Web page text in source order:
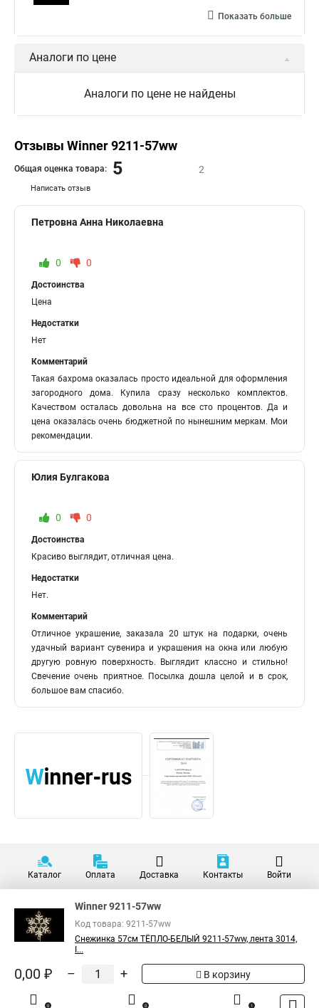
Показать больше
Аналоги по цене
Аналоги по цене не найдены
Отзывы Winner 9211-57ww
Написать отзыв
Общая оценка товара: 5 2
Петровна Анна Николаевна
0 0
Достоинства
Цена
Недостатки
Нет
Комментарий
Такая бахрома оказалась просто идеальной для оформления
загородного дома. Купила сразу несколько комплектов.
Качеством осталась довольна на все сто процентов. Да и
цена оказалась очень бюджетной по нынешним меркам. Мои
рекомендации.
Юлия Булгакова
0 0
Достоинства
Красиво выглядит, отличная цена.
Недостатки
Нет.
Комментарий
Отличное украшение, заказала 20 штук на подарки, очень
удачный вариант сувенира и украшения на окна или любую
другую ровную поверхность. Выглядит классно и стильно!
Свечение очень приятное. Посылка дошла целой и в срок,
большое вам спасибо.
Каталог Оплата Доставка Контакты Войти
Winner 9211-57ww
Код товара: 9211-57ww
Снежинка 57см ТЁПЛО-БЕЛЫЙ 9211-57ww, лента 3014,
I...
0,00 ₽ – + В корзину
0 0 1